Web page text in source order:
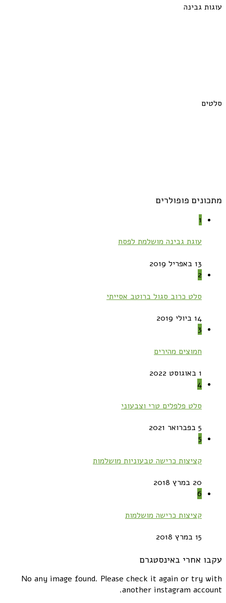
עוגות גבינה
סלטים
מתכונים פופולרים
1
עוגת גבינה מושלמת לפסח
13 באפריל 2019
2
סלט כרוב סגול ברוטב אסייתי
14 ביולי 2019
3
חמוצים מהירים
1 באוגוסט 2022
4
סלט פלפלים טרי וצבעוני
5 בפברואר 2021
5
קציצות כרישה טבעוניות מושלמות
20 במרץ 2018
6
קציצות כרישה מושלמות
15 במרץ 2018
עקבו אחרי באינסטגרם
No any image found. Please check it again or try with
another instagram account.